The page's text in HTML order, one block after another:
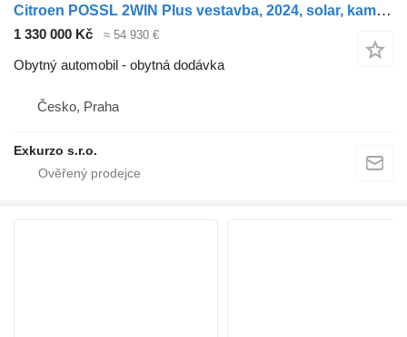
Citroen POSSL 2WIN Plus vestavba, 2024, solar, kamera,nosič, markýza
1 330 000 Kč ≈ 54 930 €
Obytný automobil - obytná dodávka
Česko, Praha
Exkurzo s.r.o.